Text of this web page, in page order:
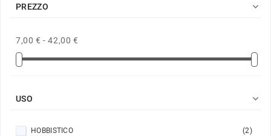
PREZZO 
7,00 € - 42,00 €
USO 
HOBBISTICO (2)